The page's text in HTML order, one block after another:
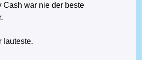
Cash war nie der beste
lauteste.